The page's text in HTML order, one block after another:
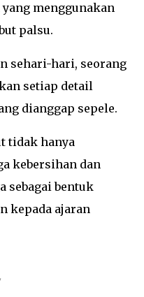
menggunakan
palsu.
sehari-hari, seorang
setiap detail
dianggap sepele.
tidak hanya
kebersihan dan
sebagai bentuk
kepada ajaran